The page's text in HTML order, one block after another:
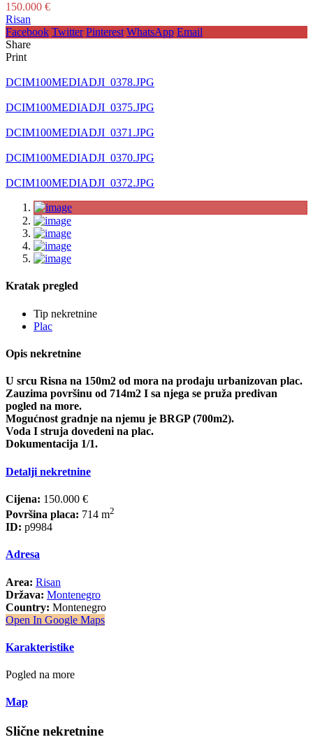
150.000 €
Risan
Facebook Twitter Pinterest WhatsApp Email
Share
Print
DCIM100MEDIADJI_0378.JPG
DCIM100MEDIADJI_0375.JPG
DCIM100MEDIADJI_0371.JPG
DCIM100MEDIADJI_0370.JPG
DCIM100MEDIADJI_0372.JPG
Kratak pregled
Tip nekretnine
Plac
Opis nekretnine
U srcu Risna na 150m2 od mora na prodaju urbanizovan plac.
Zauzima površinu od 714m2 I sa njega se pruža predivan
pogled na more.
Mogućnost gradnje na njemu je BRGP (700m2).
Voda I struja dovedeni na plac.
Dokumentacija 1/1.
Detalji nekretnine
Cijena: 150.000 €
Površina placa: 714 m2
ID: p9984
Adresa
Area: Risan
Država: Montenegro
Country: Montenegro
Open In Google Maps
Karakteristike
Pogled na more
Map
Slične nekretnine